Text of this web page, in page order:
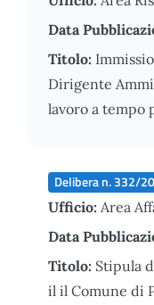
Data
Titolo:
Dirigente
lavoro a tempo
Delibera n. 332/
Ufficio: Area
Data
Titolo: Stipula
il il Comune di